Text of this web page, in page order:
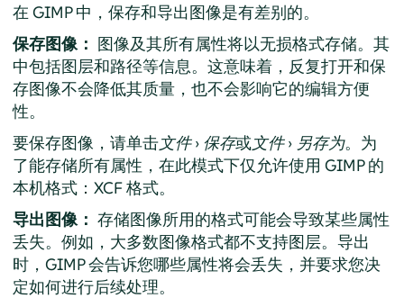
在 GIMP中，保存和导出图像是有差别的。
保存图像： 图像及其所有属性将以无损格式存储。其
中包括图层和路径等信息。这意味着，反复打开和保
存图像不会降低其质量，也不会影响它的编辑方便
性。
要保存图像，请单击文件› 保存或文件› 另存为。为
了能存储所有属性，在此模式下仅允许使用 GIMP的
本机格式：XCF 格式。
导出图像： 存储图像所用的格式可能会导致某些属性
丢失。例如，大多数图像格式都不支持图层。导出
时， GIMP会告诉您哪些属性将会丢失，并要求您决
定如何进行后续处理。